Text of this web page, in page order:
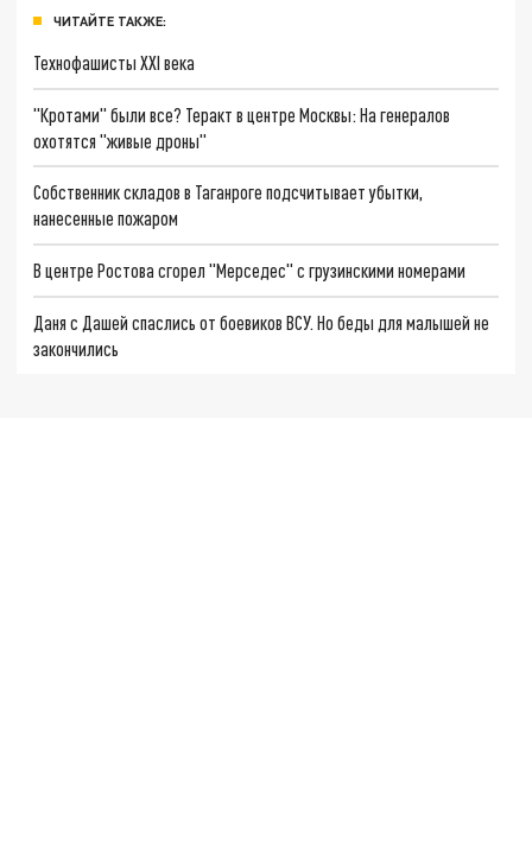
ЧИТАЙТЕ ТАКЖЕ:
Технофашисты XXI века
"Кротами" были все? Теракт в центре Москвы: На генералов
охотятся "живые дроны"
Собственник складов в Таганроге подсчитывает убытки,
нанесенные пожаром
В центре Ростова сгорел "Мерседес" с грузинскими номерами
Даня с Дашей спаслись от боевиков ВСУ. Но беды для малышей не
закончились